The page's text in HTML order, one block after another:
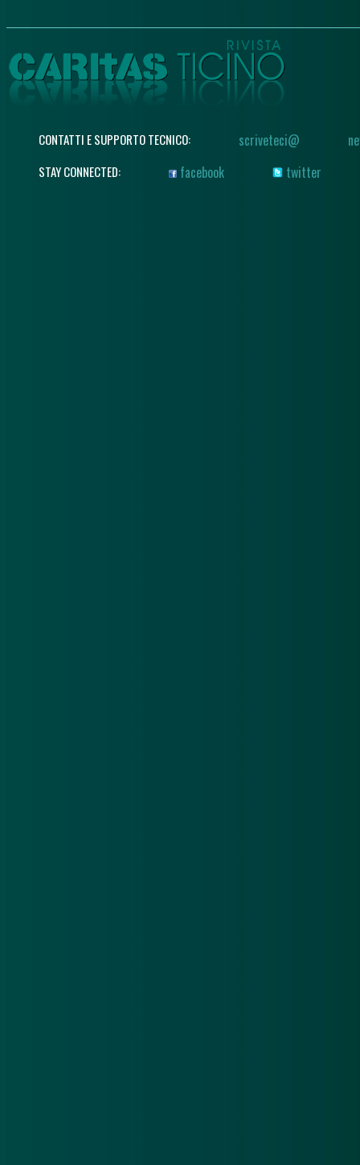
CONTATTI E SUPPORTO TECNICO: scriveteci@
STAY CONNECTED: facebook twitter